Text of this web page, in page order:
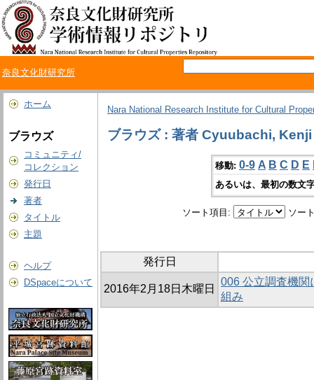
奈良文化財研究所
ホーム
ブラウズ
コミュニティ/
コレクション
発行日
著者
タイトル
主題
ヘルプ
DSpaceについて
Nara National Research Institute for Cultural
ブラウズ : 著者 Cyuubachi, Kenji
移動: 0-9 A B C D E
あるいは、最初の数文
ソート項目: ソー
発行日
2016年2月18日木曜日
006 公立調査機関
組み